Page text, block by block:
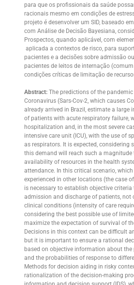
para que os profissionais da saúde
racionais mesmo em condições de
projeto é desenvolver um SID, baseado
com Análise de Decisão Bayesiana,
Prospectos, quando aplicável, com
aplicada a contextos de risco, para
pacientes e a decisões sobre admissão
pacientes de leitos de internação (comum
condições críticas de limitação de
Abstract: The predictions of the
Coronavirus (Sars-Cov-2, which causes
already arrived in Brazil, estimate a large
of patients with acute respiratory failure,
hospitalization and, in the most severe
intensive care unit (ICU), with the use of
as respirators. It is expected, considering
this demand will reach such a magnitude
availability of resources in the health
attendance. In this critical scenario,
experienced in other locations (the case
is necessary to establish objective criteria
admission and discharge of patients, not
clinical conditions (intensity of care
considering the best possible use of
maximize the expectation of survival of
Decisions in this context can be difficult
but it is important to ensure a rational
based on objective information about the
and the probabilities of response to
Methods for decision aiding in risky
rationalization of the decision-making